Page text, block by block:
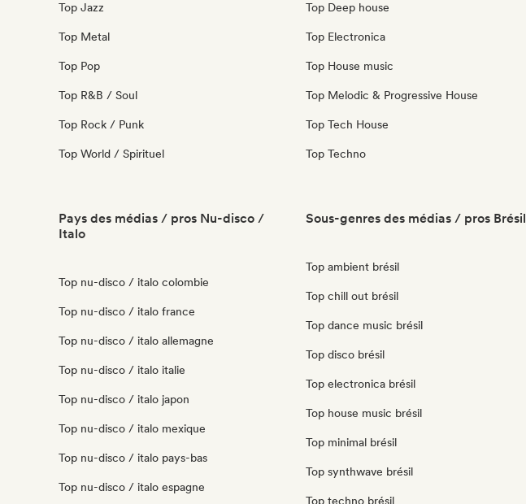
Top Jazz
Top Metal
Top Pop
Top R&B / Soul
Top Rock / Punk
Top World / Spirituel
Top Deep house
Top Electronica
Top House music
Top Melodic & Progressive House
Top Tech House
Top Techno
Pays des médias / pros Nu-disco /
Italo
Top nu-disco / italo colombie
Top nu-disco / italo france
Top nu-disco / italo allemagne
Top nu-disco / italo italie
Top nu-disco / italo japon
Top nu-disco / italo mexique
Top nu-disco / italo pays-bas
Top nu-disco / italo espagne
Sous-genres des médias / pros Brésil
Top ambient brésil
Top chill out brésil
Top dance music brésil
Top disco brésil
Top electronica brésil
Top house music brésil
Top minimal brésil
Top synthwave brésil
Top techno brésil